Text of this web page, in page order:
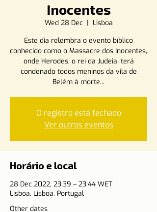
Inocentes
Wed 28 Dec
  |
Lisboa
Este dia relembra o evento bíblico
conhecido como o Massacre dos Inocentes,
onde Herodes, o rei da Judeia, terá
condenado todos meninos da vila de
Belém à morte...
O registro está fechado
Ver outros eventos
Horário e local
28 Dec 2022, 23:39 – 23:44 WET
Lisboa, Lisboa, Portugal
Other dates